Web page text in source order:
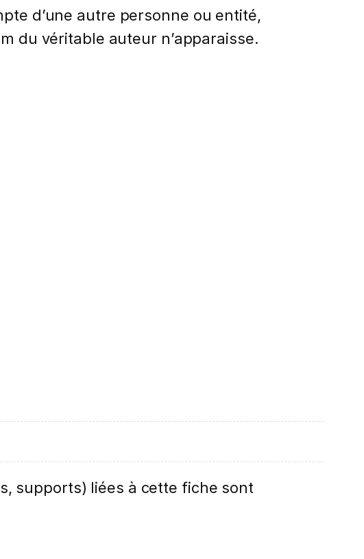
d’une autre personne ou entité,
du véritable auteur n’apparaisse.
supports) liées à cette fiche sont